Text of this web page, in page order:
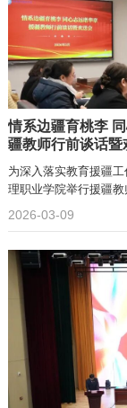
情系边疆育桃李
疆教师行前谈话暨
为深入落实教育援疆
理职业学院举行援疆
2026-03-09